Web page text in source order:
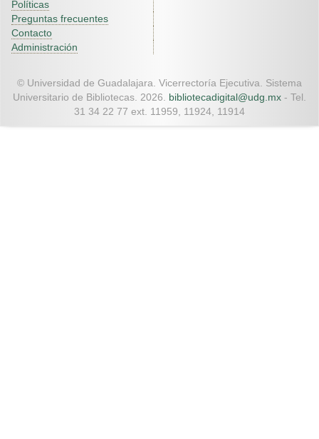
Políticas
Preguntas frecuentes
Contacto
Administración
© Universidad de Guadalajara. Vicerrectoría Ejecutiva. Sistema
Universitario de Bibliotecas. 2026. bibliotecadigital@udg.mx - Tel.
31 34 22 77 ext. 11959, 11924, 11914